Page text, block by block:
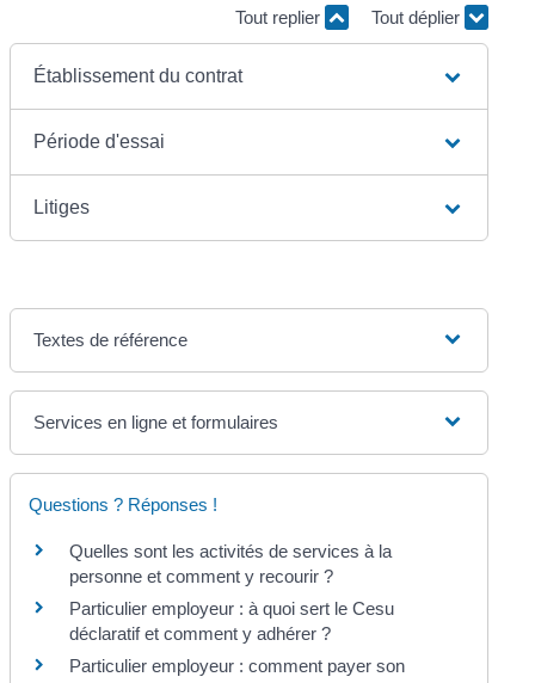
Tout replier Tout déplier
Établissement du contrat
Période d'essai
Litiges
Textes de référence
Services en ligne et formulaires
Questions ? Réponses !
Quelles sont les activités de services à la
personne et comment y recourir ?
Particulier employeur : à quoi sert le Cesu
déclaratif et comment y adhérer ?
Particulier employeur : comment payer son